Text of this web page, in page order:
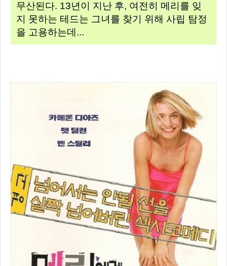
무산된다. 13년이 지난 후, 여전히 메리를 잊
지 못하는 테드는 그녀를 찾기 위해 사립 탐정
을 고용하는데...